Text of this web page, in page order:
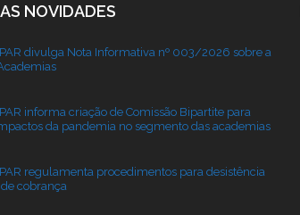
NOVIDADES
divulga Nota Informativa nº 003/2026 sobre a
informa criação de Comissão Bipartite para
da pandemia no segmento das academias
regulamenta procedimentos para desistência
cobrança